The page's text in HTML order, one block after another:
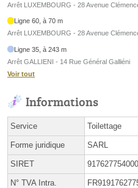
Arrêt LUXEMBOURG - 28 Avenue
Ligne 60, à 70 m
Arrêt LUXEMBOURG - 28 Avenue
Ligne 35, à 243 m
Arrêt GALLIENI - 14 Rue Général Galliéni
Voir tout
Informations
Service Toilettage
Forme juridique SARL
SIRET
N° TVA Intra.